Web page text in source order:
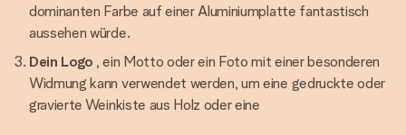
dominanten Farbe auf einer Aluminiumplatte fantastisch
aussehen würde.
Dein Logo , ein Motto oder ein Foto mit einer besonderen
Widmung kann verwendet werden, um eine gedruckte oder
gravierte Weinkiste aus Holz oder eine